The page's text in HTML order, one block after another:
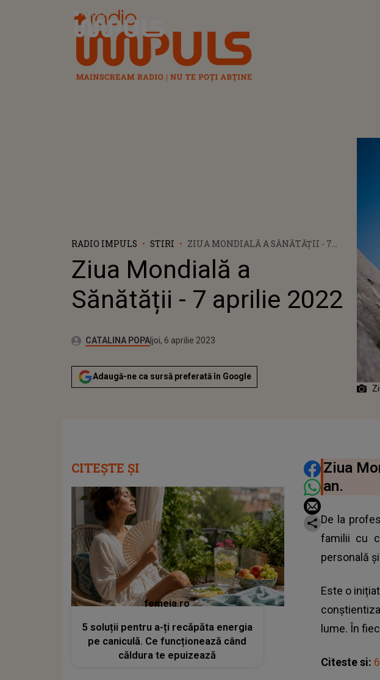
Radio Impuls
RADIO IMPULS STIRI
ZIUA MONDIALĂ A SĂNĂTĂȚII - 7
Ziua Mondială a
Sănătății - 7 aprilie 2022
Autor:CATALINA POPAPublicat:
miercuri, 6 aprilie 2022
Actualizat:
joi, 6 aprilie 2023
Adaugă-ne ca sursă preferată în Google
Ziua
an.
De la
familii cu
personală
Este o
lume. În
Citeste si:
CITEȘTE ȘI
femeia.ro
5 soluții pentru a-ți recăpăta energia
pe caniculă. Ce funcționează când
căldura te epuizează